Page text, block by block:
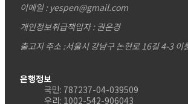
이메일 : yespen@gmail.com
개인정보취급책임자 : 권은경
출고지 주소 :서울시 강남구 논현로 16길 4-3 이
은행정보
국민: 787237-04-039509
우리: 1002-542-906043